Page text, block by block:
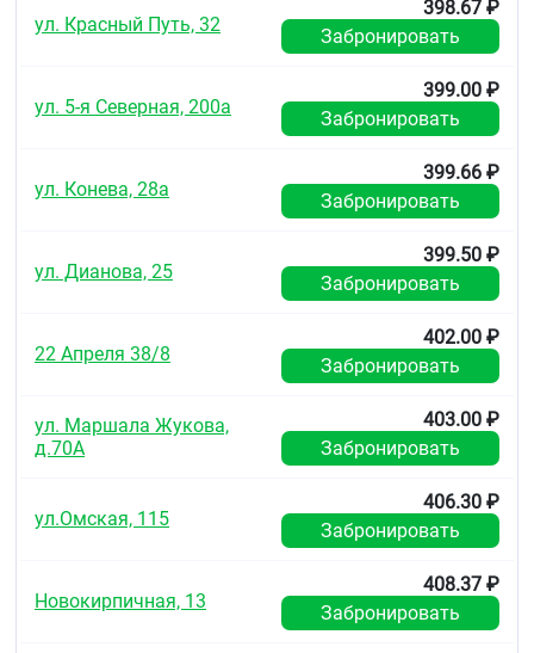
ул. Красный Путь, 32
398.67 ₽
Забронировать
ул. 5-я Северная, 200а
399.00 ₽
Забронировать
ул. Конева, 28а
399.66 ₽
Забронировать
ул. Дианова, 25
399.50 ₽
Забронировать
22 Апреля 38/8
402.00 ₽
Забронировать
ул. Маршала Жукова,
д.70А
403.00 ₽
Забронировать
ул.Омская, 115
406.30 ₽
Забронировать
Новокирпичная, 13
408.37 ₽
Забронировать